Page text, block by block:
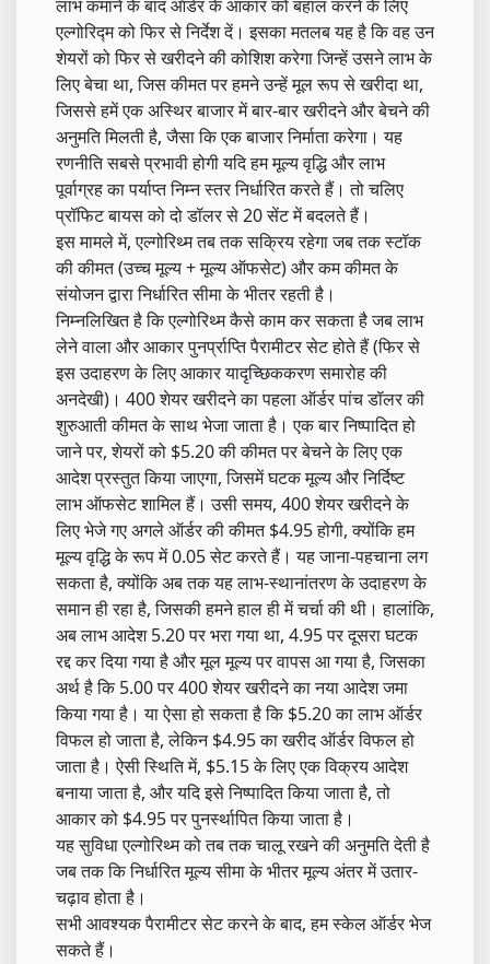
लाभ कमाने के बाद ऑर्डर के आकार को बहाल करने के लिए
एल्गोरिद्म को फिर से निर्देश दें। इसका मतलब यह है कि वह उन
शेयरों को फिर से खरीदने की कोशिश करेगा जिन्हें उसने लाभ के
लिए बेचा था, जिस कीमत पर हमने उन्हें मूल रूप से खरीदा था,
जिससे हमें एक अस्थिर बाजार में बार-बार खरीदने और बेचने की
अनुमति मिलती है, जैसा कि एक बाजार निर्माता करेगा। यह
रणनीति सबसे प्रभावी होगी यदि हम मूल्य वृद्धि और लाभ
पूर्वाग्रह का पर्याप्त निम्न स्तर निर्धारित करते हैं। तो चलिए
प्रॉफिट बायस को दो डॉलर से 20 सेंट में बदलते हैं।
इस मामले में, एल्गोरिथ्म तब तक सक्रिय रहेगा जब तक स्टॉक
की कीमत (उच्च मूल्य + मूल्य ऑफसेट) और कम कीमत के
संयोजन द्वारा निर्धारित सीमा के भीतर रहती है।
निम्नलिखित है कि एल्गोरिथ्म कैसे काम कर सकता है जब लाभ
लेने वाला और आकार पुनर्प्राप्ति पैरामीटर सेट होते हैं (फिर से
इस उदाहरण के लिए आकार यादृच्छिककरण समारोह की
अनदेखी)। 400 शेयर खरीदने का पहला ऑर्डर पांच डॉलर की
शुरुआती कीमत के साथ भेजा जाता है। एक बार निष्पादित हो
जाने पर, शेयरों को $5.20 की कीमत पर बेचने के लिए एक
आदेश प्रस्तुत किया जाएगा, जिसमें घटक मूल्य और निर्दिष्ट
लाभ ऑफसेट शामिल हैं। उसी समय, 400 शेयर खरीदने के
लिए भेजे गए अगले ऑर्डर की कीमत $4.95 होगी, क्योंकि हम
मूल्य वृद्धि के रूप में 0.05 सेट करते हैं। यह जाना-पहचाना लग
सकता है, क्योंकि अब तक यह लाभ-स्थानांतरण के उदाहरण के
समान ही रहा है, जिसकी हमने हाल ही में चर्चा की थी। हालांकि,
अब लाभ आदेश 5.20 पर भरा गया था, 4.95 पर दूसरा घटक
रद्द कर दिया गया है और मूल मूल्य पर वापस आ गया है, जिसका
अर्थ है कि 5.00 पर 400 शेयर खरीदने का नया आदेश जमा
किया गया है। या ऐसा हो सकता है कि $5.20 का लाभ ऑर्डर
विफल हो जाता है, लेकिन $4.95 का खरीद ऑर्डर विफल हो
जाता है। ऐसी स्थिति में, $5.15 के लिए एक विक्रय आदेश
बनाया जाता है, और यदि इसे निष्पादित किया जाता है, तो
आकार को $4.95 पर पुनर्स्थापित किया जाता है।
यह सुविधा एल्गोरिथ्म को तब तक चालू रखने की अनुमति देती है
जब तक कि निर्धारित मूल्य सीमा के भीतर मूल्य अंतर में उतार-
चढ़ाव होता है।
सभी आवश्यक पैरामीटर सेट करने के बाद, हम स्केल ऑर्डर भेज
सकते हैं।